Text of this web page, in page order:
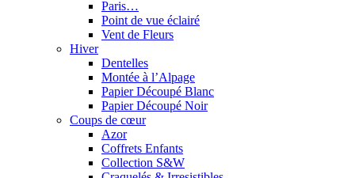
Paris…
Point de vue éclairé
Vent de Fleurs
Hiver
Dentelles
Montée à l’Alpage
Papier Découpé Blanc
Papier Découpé Noir
Coups de cœur
Azor
Coffrets Enfants
Collection S&W